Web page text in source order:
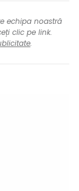
echipa noastră
clic pe link.
.